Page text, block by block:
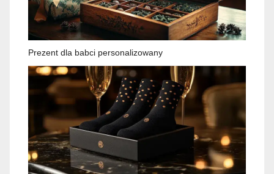
Prezent dla babci personalizowany